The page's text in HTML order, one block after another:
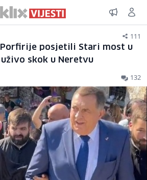
111
posjetili Stari most u
skok u Neretvu
132